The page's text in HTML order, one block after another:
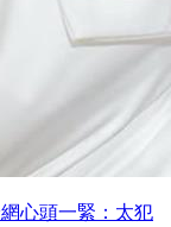
心頭一緊：太犯